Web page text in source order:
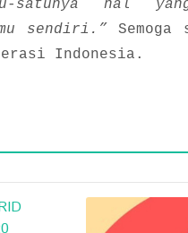
satunya hal
sendiri.”
Indonesia.